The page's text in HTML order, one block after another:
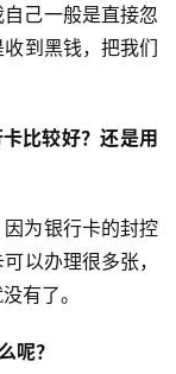
己一般是直接忽
到黑钱，把我们
比较好？还是用
为银行卡的封控
以办理很多张，
有了。
呢？